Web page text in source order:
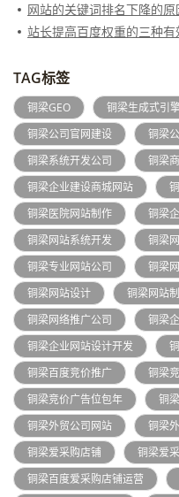
网站的关键词排名下降的原
TAG标签
铜梁GEO 铜梁生成式引
铜梁公司官网建设
铜梁
铜梁系统开发公司
铜梁
铜梁企业建设商城网站
铜梁医院网站制作
铜梁
铜梁网站系统开发
铜梁
铜梁专业网站公司
铜梁
铜梁网站设计
铜梁网站
铜梁网络推广公司
铜梁
铜梁企业网站设计开发
铜梁百度竞价推广
铜梁
铜梁竞价广告位包年
铜
铜梁外贸公司网站
铜梁
铜梁爱采购店铺
铜梁爱
铜梁百度爱采购店铺运营